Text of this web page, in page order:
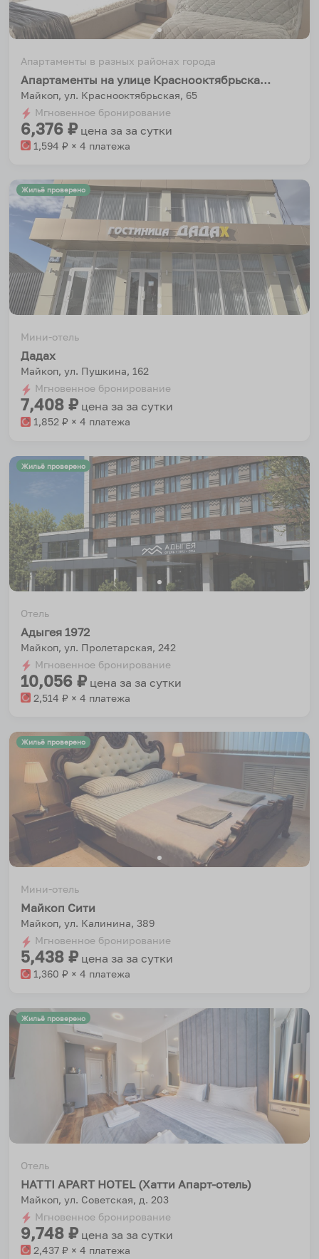
Апартаменты в разных районах города
Апартаменты на улице Краснооктябрьская 65
Майкоп, ул. Краснооктябрьская, 65
Мгновенное бронирование
6,376 ₽ цена за за сутки
1,594 ₽ × 4 платежа
Жильё проверено
Мини-отель
Дадах
Майкоп, ул. Пушкина, 162
Мгновенное бронирование
7,408 ₽ цена за за сутки
1,852 ₽ × 4 платежа
Жильё проверено
Отель
Адыгея 1972
Майкоп, ул. Пролетарская, 242
Мгновенное бронирование
10,056 ₽ цена за за сутки
2,514 ₽ × 4 платежа
Жильё проверено
Мини-отель
Майкоп Сити
Майкоп, ул. Калинина, 389
Мгновенное бронирование
5,438 ₽ цена за за сутки
1,360 ₽ × 4 платежа
Жильё проверено
Отель
HATTI APART HOTEL (Хатти Апарт-отель)
Майкоп, ул. Советская, д. 203
Мгновенное бронирование
9,748 ₽ цена за за сутки
2,437 ₽ × 4 платежа